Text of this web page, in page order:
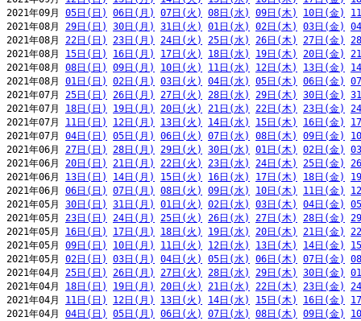
2021年09月 05日(日) 06日(月) 07日(火) 08日(水) 09日(木) 10日(金)
2021年08月 29日(日) 30日(月) 31日(火) 01日(水) 02日(木) 03日(金)
2021年08月 22日(日) 23日(月) 24日(火) 25日(水) 26日(木) 27日(金)
2021年08月 15日(日) 16日(月) 17日(火) 18日(水) 19日(木) 20日(金)
2021年08月 08日(日) 09日(月) 10日(火) 11日(水) 12日(木) 13日(金)
2021年08月 01日(日) 02日(月) 03日(火) 04日(水) 05日(木) 06日(金)
2021年07月 25日(日) 26日(月) 27日(火) 28日(水) 29日(木) 30日(金)
2021年07月 18日(日) 19日(月) 20日(火) 21日(水) 22日(木) 23日(金)
2021年07月 11日(日) 12日(月) 13日(火) 14日(水) 15日(木) 16日(金)
2021年07月 04日(日) 05日(月) 06日(火) 07日(水) 08日(木) 09日(金)
2021年06月 27日(日) 28日(月) 29日(火) 30日(水) 01日(木) 02日(金)
2021年06月 20日(日) 21日(月) 22日(火) 23日(水) 24日(木) 25日(金)
2021年06月 13日(日) 14日(月) 15日(火) 16日(水) 17日(木) 18日(金)
2021年06月 06日(日) 07日(月) 08日(火) 09日(水) 10日(木) 11日(金)
2021年05月 30日(日) 31日(月) 01日(火) 02日(水) 03日(木) 04日(金)
2021年05月 23日(日) 24日(月) 25日(火) 26日(水) 27日(木) 28日(金)
2021年05月 16日(日) 17日(月) 18日(火) 19日(水) 20日(木) 21日(金)
2021年05月 09日(日) 10日(月) 11日(火) 12日(水) 13日(木) 14日(金)
2021年05月 02日(日) 03日(月) 04日(火) 05日(水) 06日(木) 07日(金)
2021年04月 25日(日) 26日(月) 27日(火) 28日(水) 29日(木) 30日(金)
2021年04月 18日(日) 19日(月) 20日(火) 21日(水) 22日(木) 23日(金)
2021年04月 11日(日) 12日(月) 13日(火) 14日(水) 15日(木) 16日(金)
2021年04月 04日(日) 05日(月) 06日(火) 07日(水) 08日(木) 09日(金)